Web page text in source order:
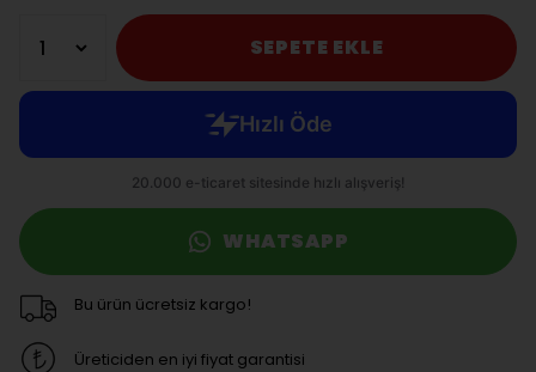
SEPETE EKLE
WHATSAPP
Bu ürün ücretsiz kargo!
Üreticiden en iyi fiyat garantisi